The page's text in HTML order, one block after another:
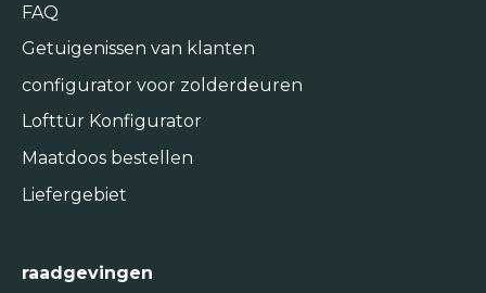
FAQ
Getuigenissen van klanten
configurator voor zolderdeuren
Lofttür Konfigurator
Maatdoos bestellen
Liefergebiet
raadgevingen